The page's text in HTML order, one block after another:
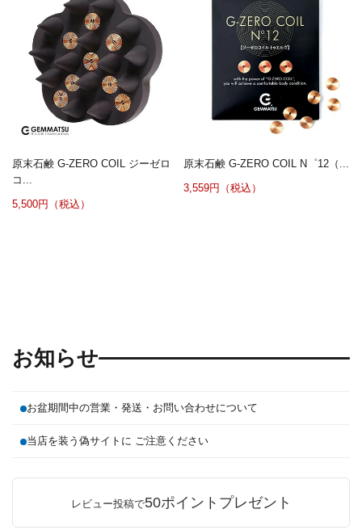
原末石鹸 G-ZERO COIL ジーゼロ
コ...
5,500円（税込）
原末石鹸 G-ZERO COIL N゜12（...
3,559円（税込）
お知らせ
お盆期間中の営業・発送・お問い合わせについて
当店を装う偽サイトに ご注意ください
レビュー投稿で50ポイントプレゼント